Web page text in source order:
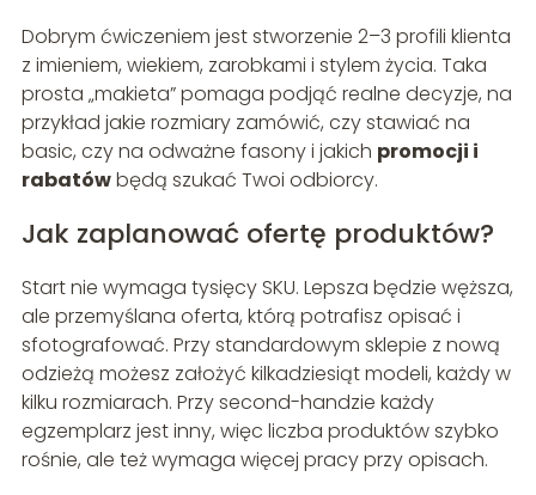
Dobrym ćwiczeniem jest stworzenie 2–3 profili klienta
z imieniem, wiekiem, zarobkami i stylem życia. Taka
prosta „makieta” pomaga podjąć realne decyzje, na
przykład jakie rozmiary zamówić, czy stawiać na
basic, czy na odważne fasony i jakich promocji i
rabatówbędą szukać Twoi odbiorcy.
Jak zaplanować ofertę produktów?
Start nie wymaga tysięcy SKU. Lepsza będzie węższa,
ale przemyślana oferta, którą potrafisz opisać i
sfotografować. Przy standardowym sklepie z nową
odzieżą możesz założyć kilkadziesiąt modeli, każdy w
kilku rozmiarach. Przy second-handzie każdy
egzemplarz jest inny, więc liczba produktów szybko
rośnie, ale też wymaga więcej pracy przy opisach.